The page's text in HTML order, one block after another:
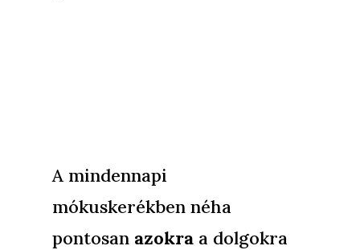
A mindennapi
mókuskerékben néha
pontosan azokraa dolgokra